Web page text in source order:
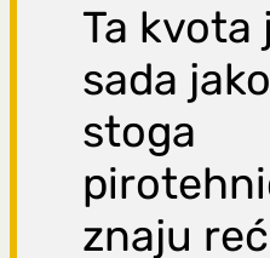
Ta kvota
sada
stoga
znaju